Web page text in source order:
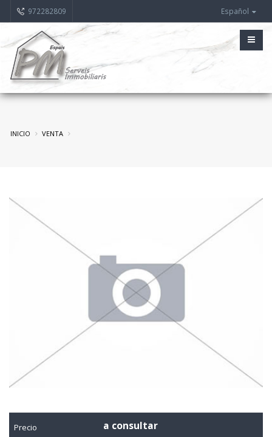
972282809 Español
INICIO VENTA
Precio a consultar